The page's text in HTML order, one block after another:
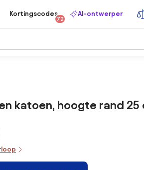
Kortingscodes
72
AI-ontwerper
katoen, hoogte rand 25